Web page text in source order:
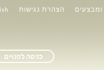
ומבצעים הצהרת נגישות
כניסה למנויים